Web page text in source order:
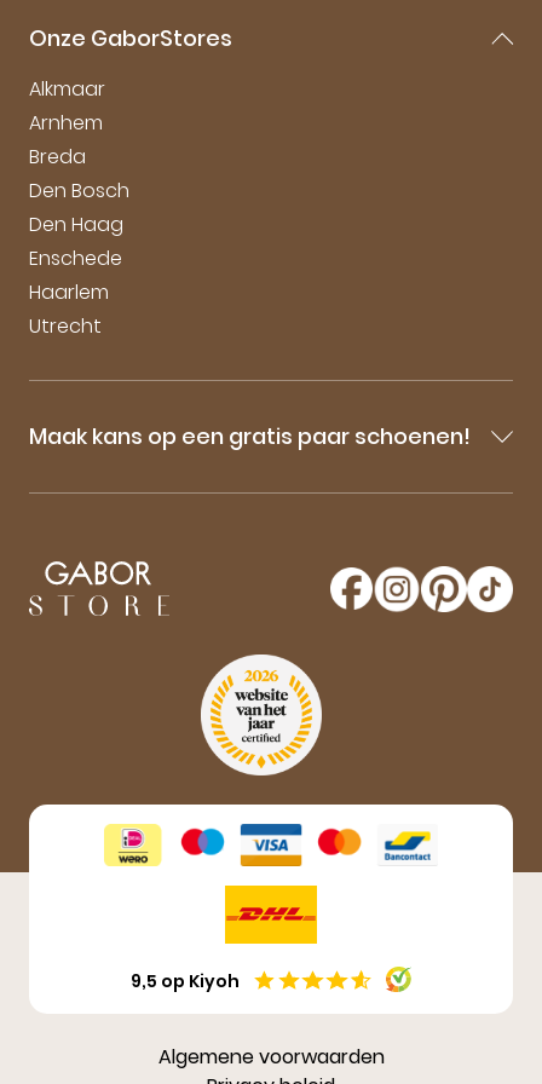
Onze GaborStores
Alkmaar
Arnhem
Breda
Den Bosch
Den Haag
Enschede
Haarlem
Utrecht
Mijn account
Onderhoudstips
Vacatures
Maak kans op een gratis paar schoenen!
Blijf op de hoogte van onze sale-aankondigingen,
maak kans op een gratis paar Gabor schoenen!
Aanmelden
9,5 op Kiyoh
Algemene voorwaarden